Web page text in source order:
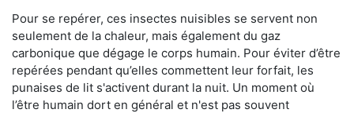
Pour se repérer, ces insectes nuisibles se servent non
seulement de la chaleur, mais également du gaz
carbonique que dégage le corps humain. Pour éviter d’être
repérées pendant qu’elles commettent leur forfait, les
punaises de lit s'activent durant la nuit. Un moment où
l’être humain dort en général et n'est pas souvent